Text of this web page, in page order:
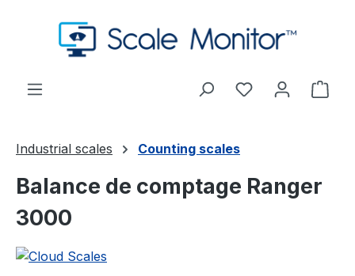
Passer au contenu principal
Vous avez 0Le
Industrial scales Counting scales
Balance de comptage Ranger
3000